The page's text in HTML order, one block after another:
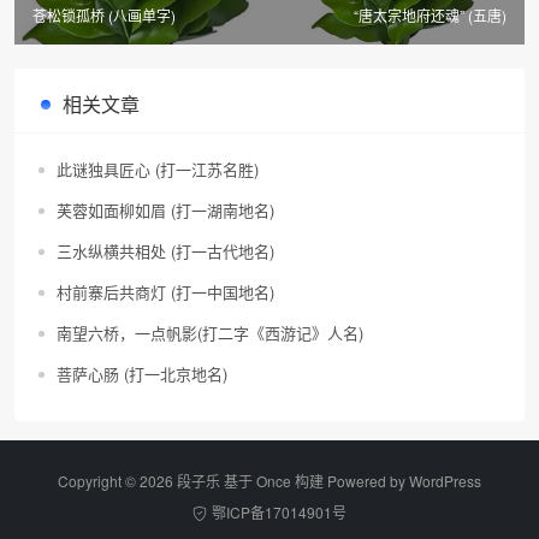
苍松锁孤桥 (八画单字) “唐太宗地府还魂” (五唐)
相关文章
此谜独具匠心 (打一江苏名胜)
芙蓉如面柳如眉 (打一湖南地名)
三水纵横共相处 (打一古代地名)
村前寨后共商灯 (打一中国地名)
南望六桥，一点帆影(打二字《西游记》人名)
菩萨心肠 (打一北京地名)
Copyright © 2026 段子乐 基于 Once 构建 Powered byWordPress
鄂ICP备17014901号